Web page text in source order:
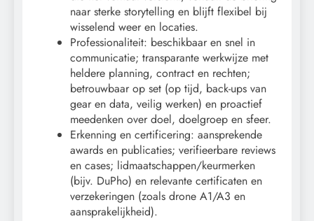
naar sterke storytelling en blijft flexibel bij
wisselend weer en locaties.
Professionaliteit: beschikbaar en snel in
communicatie; transparante werkwijze met
heldere planning, contract en rechten;
betrouwbaar op set (op tijd, back-ups van
gear en data, veilig werken) en proactief
meedenken over doel, doelgroep en sfeer.
Erkenning en certificering: aansprekende
awards en publicaties; verifieerbare reviews
en cases; lidmaatschappen/keurmerken
(bijv. DuPho) en relevante certificaten en
verzekeringen (zoals drone A1/A3 en
aansprakelijkheid).